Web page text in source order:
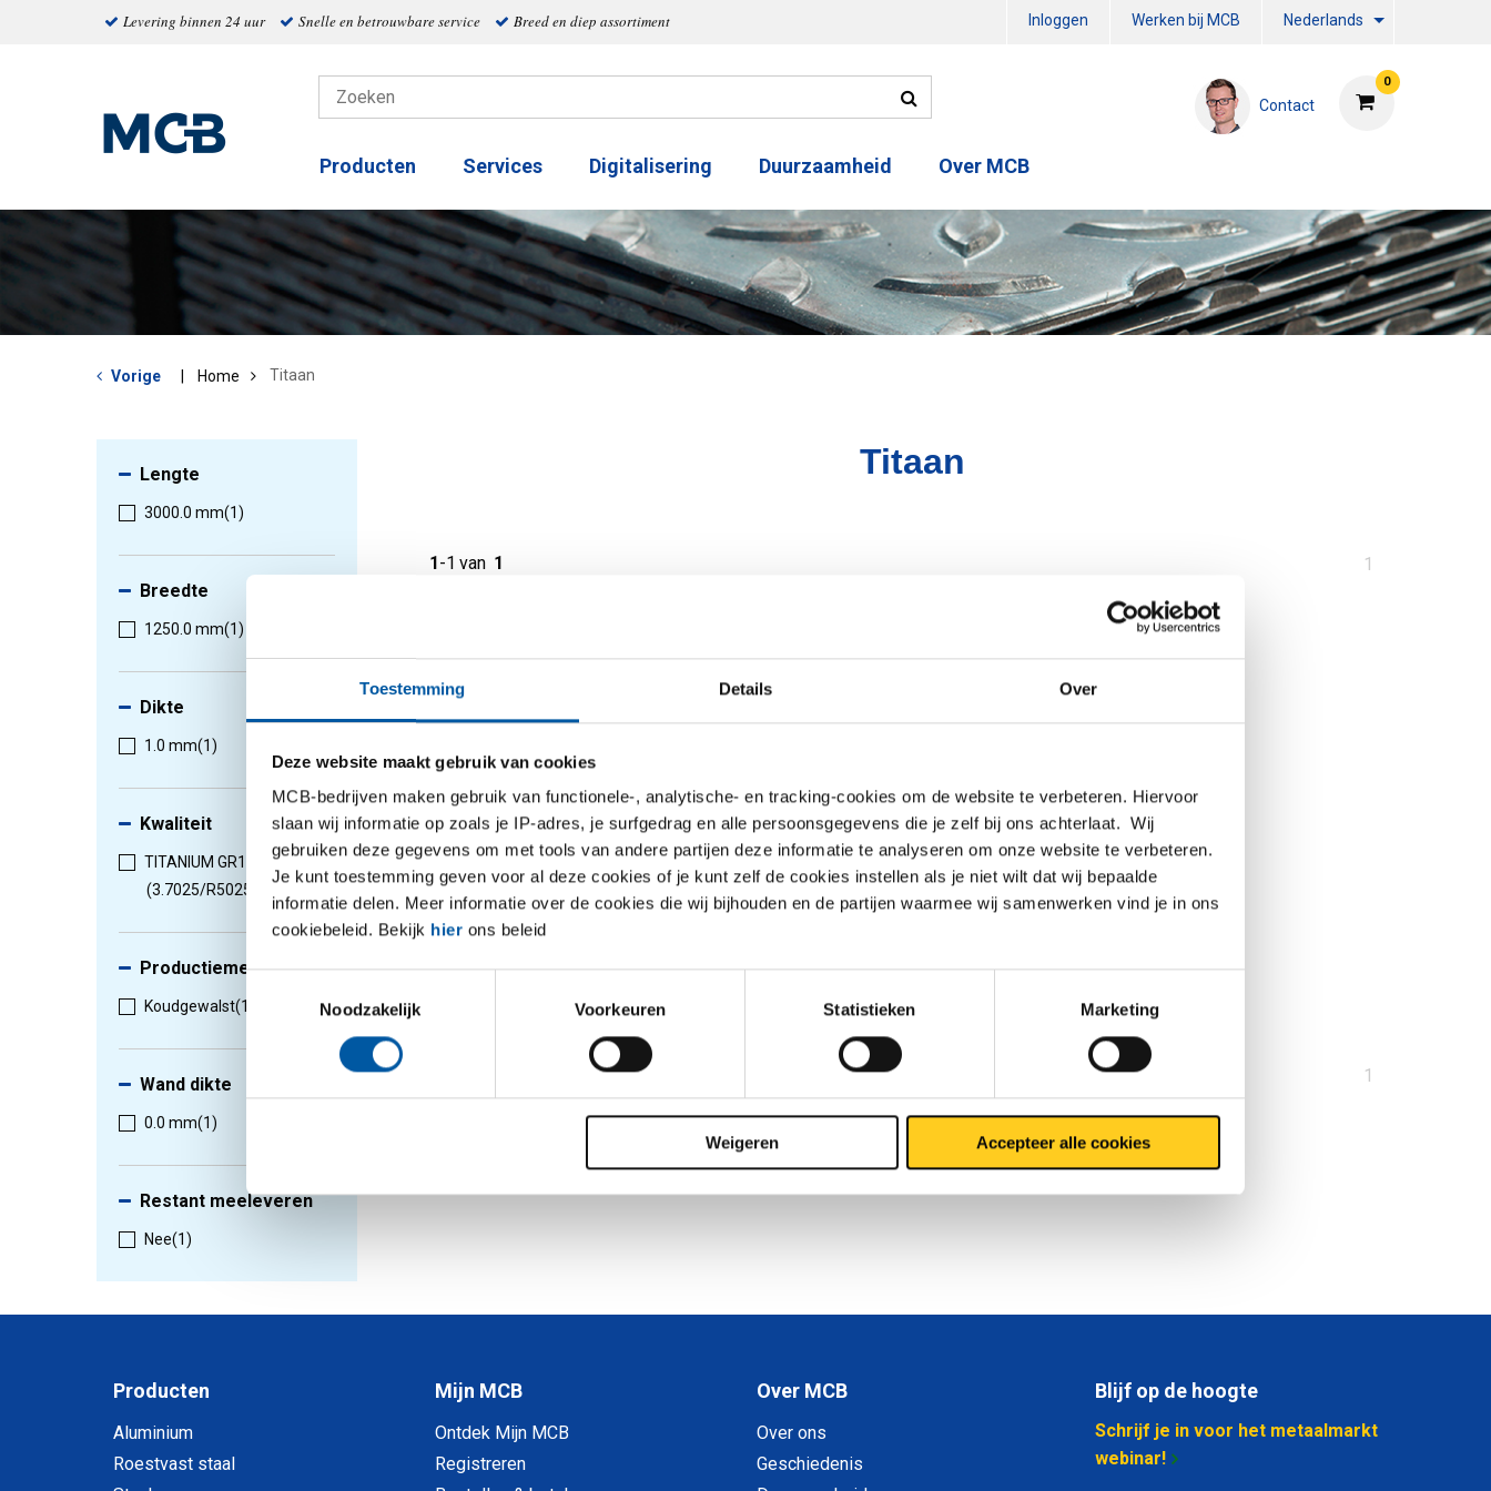
Toestemming Details Over
Deze website maakt gebruik van cookies
MCB-bedrijven maken gebruik van functionele-, analytische- en tracking-cookies om de website te verbeteren. Hiervoor
slaan wij informatie op zoals je IP-adres, je surfgedrag en alle persoonsgegevens die je zelf bij ons achterlaat. Wij
gebruiken deze gegevens om met tools van andere partijen deze informatie te analyseren om onze website te verbeteren.
Je kunt toestemming geven voor al deze cookies of je kunt zelf de cookies instellen als je niet wilt dat wij bepaalde
informatie delen. Meer informatie over de cookies die wij bijhouden en de partijen waarmee wij samenwerken vind je in ons
cookiebeleid. Bekijk hier ons beleid
Noodzakelijk
Voorkeuren Statistieken Marketing
Weigeren Accepteer alle cookies
Levering binnen 24 uur Snelle en betrouwbare service Breed en diep assortiment Inloggen Werken bij MCB Nederlands
0
Contact
Producten Services Digitalisering Duurzaamheid Over MCB
Vorige Home Titaan
Lengte
3000.0 mm(1)
Breedte
1250.0 mm(1)
Dikte
1.0 mm(1)
Kwaliteit
TITANIUM GR1
(3.7025/R50250)
Productiemethode
Koudgewalst(1)
Wand dikte
0.0 mm(1)
Restant meeleveren
Nee(1)
Titaan
1 -1 van 1
U1
Titanium Gr1
(3.7025/R50250)
plaat/band koudgewalst
U1
Producten
Aluminium
Roestvast staal
Mijn MCB
Ontdek Mijn MCB
Registreren
Over MCB
Over ons
Geschiedenis
Blijf op de hoogte
Schrijf je in voor het metaalmarkt
webinar!